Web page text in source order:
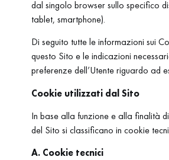
dal singolo browser sullo specifico
tablet, smartphone).
Di seguito tutte le informazioni sui
questo Sito e le indicazioni
preferenze dell’Utente riguardo ad
Cookie utilizzati dal Sito
In base alla funzione e alla finalità
del Sito si classificano in cookie
A. Cookie tecnici